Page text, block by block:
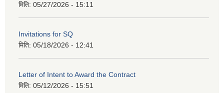
मिति: 05/27/2026 - 15:11
Invitations for SQ
मिति: 05/18/2026 - 12:41
Letter of Intent to Award the Contract
मिति: 05/12/2026 - 15:51